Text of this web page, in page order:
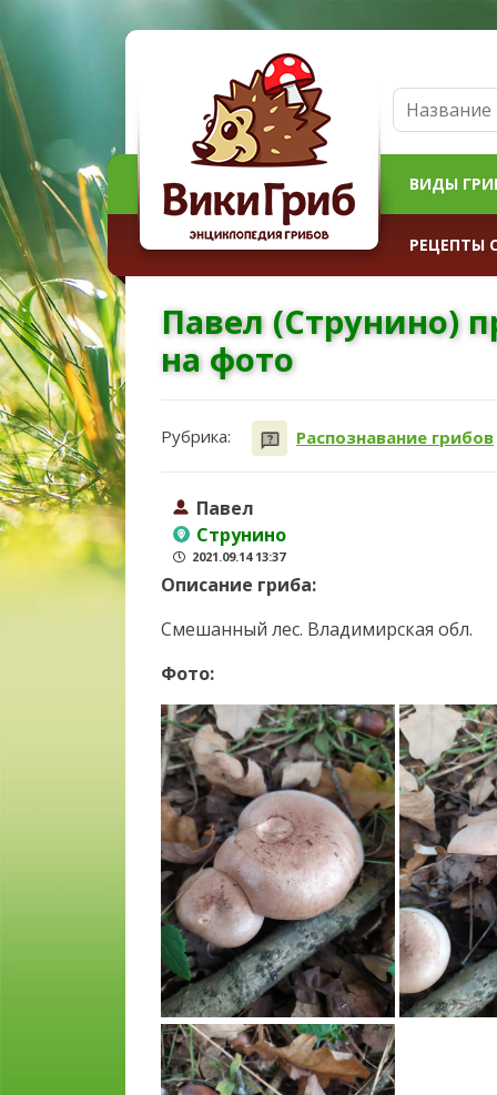
ВИДЫ
РЕЦЕПТЫ
Павел (Струнино)
на фото
Рубрика: Распознавание грибов
Павел
Струнино
2021.09.14 13:37
Описание гриба:
Смешанный лес. Владимирская обл.
Фото: